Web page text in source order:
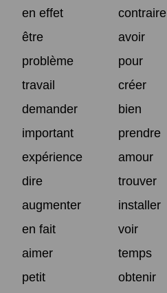
en effet
contraire
être
avoir
problème
pour
travail
créer
demander
bien
important
prendre
expérience
amour
dire
trouver
augmenter
installer
en fait
voir
aimer
temps
petit
obtenir